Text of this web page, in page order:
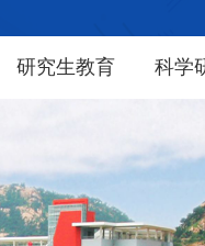
研究生教育 科学